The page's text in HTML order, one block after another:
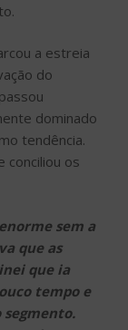
a estreia
do
dominado
tendência.
conciliou os
sem a
que as
que ia
tempo e
segmento.